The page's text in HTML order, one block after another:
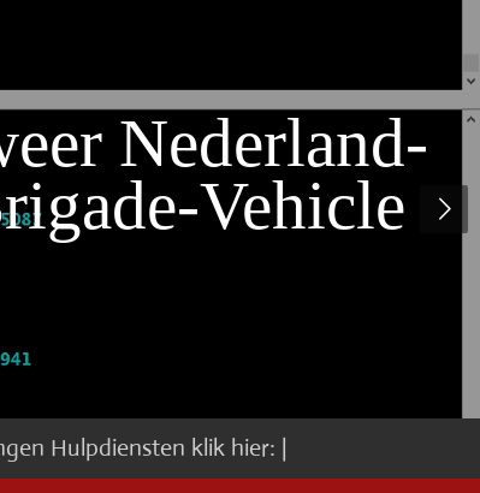
Nederland-
Vehicle
Hulpdiensten klik hier: |